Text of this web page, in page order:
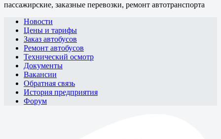
пассажирские, заказные перевозки, ремонт автотранспорта
Новости
Цены и тарифы
Заказ автобусов
Ремонт автобусов
Технический осмотр
Документы
Вакансии
Обратная связь
История предприятия
Форум